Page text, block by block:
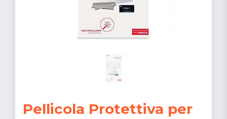
Pellicola Protettiva per